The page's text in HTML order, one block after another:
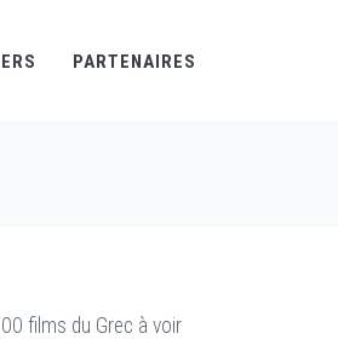
PARTENAIRES
films du Grec à voir